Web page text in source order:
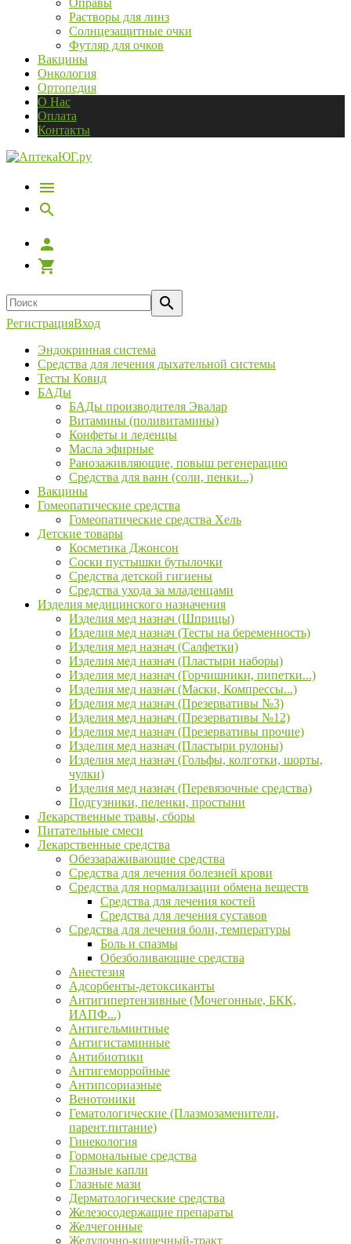
Оправы
Растворы для линз
Солнцезащитные очки
Футляр для очков
Вакцины
Онкология
Ортопедия
О Нас
Оплата
Контакты
РегистрацияВход
Эндокринная система
Средства для лечения дыхательной системы
Тесты Ковид
БАДы
БАДы производителя Эвалар
Витамины (поливитамины)
Конфеты и леденцы
Масла эфирные
Ранозаживляющие, повыш регенерацию
Средства для ванн (соли, пенки...)
Вакцины
Гомеопатические средства
Гомеопатические средства Хель
Детские товары
Косметика Джонсон
Соски пустышки бутылочки
Средства детской гигиены
Средства ухода за младенцами
Изделия медицинского назначения
Изделия мед назнач (Шприцы)
Изделия мед назнач (Тесты на беременность)
Изделия мед назнач (Салфетки)
Изделия мед назнач (Пластыри наборы)
Изделия мед назнач (Горчишники, пипетки...)
Изделия мед назнач (Маски, Компрессы...)
Изделия мед назнач (Презервативы №3)
Изделия мед назнач (Презервативы №12)
Изделия мед назнач (Презервативы прочие)
Изделия мед назнач (Пластыри рулоны)
Изделия мед назнач (Гольфы, колготки, шорты,
чулки)
Изделия мед назнач (Перевязочные средства)
Подгузники, пеленки, простыни
Лекарственные травы, сборы
Питательные смеси
Лекарственные средства
Обеззараживающие средства
Средства для лечения болезней крови
Средства для нормализации обмена веществ
Средства для лечения костей
Средства для лечения суставов
Средства для лечения боли, температуры
Боль и спазмы
Обезболивающие средства
Анестезия
Адсорбенты-детоксиканты
Антигипертензивные (Мочегонные, БКК,
ИАПФ...)
Антигельминтные
Антигистаминные
Антибиотики
Антигеморройные
Антипсориазные
Венотоники
Гематологические (Плазмозаменители,
парент.питание)
Гинекология
Гормональные средства
Глазные капли
Глазные мази
Дерматологические средства
Железосодержащие препараты
Желчегонные
Желудочно-кишечный-тракт